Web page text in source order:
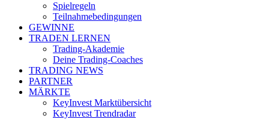
Spielregeln
Teilnahmebedingungen
GEWINNE
TRADEN LERNEN
Trading-Akademie
Deine Trading-Coaches
TRADING NEWS
PARTNER
MÄRKTE
KeyInvest Marktübersicht
KeyInvest Trendradar